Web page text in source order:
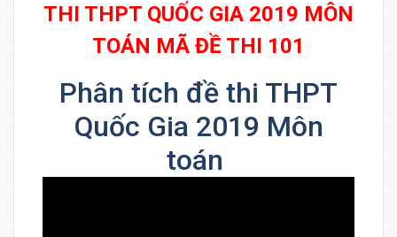
THI THPT QUỐC GIA 2019 MÔN
TOÁN MÃ ĐỀ THI 101
Phân tích đề thi THPT
Quốc Gia 2019 Môn
toán